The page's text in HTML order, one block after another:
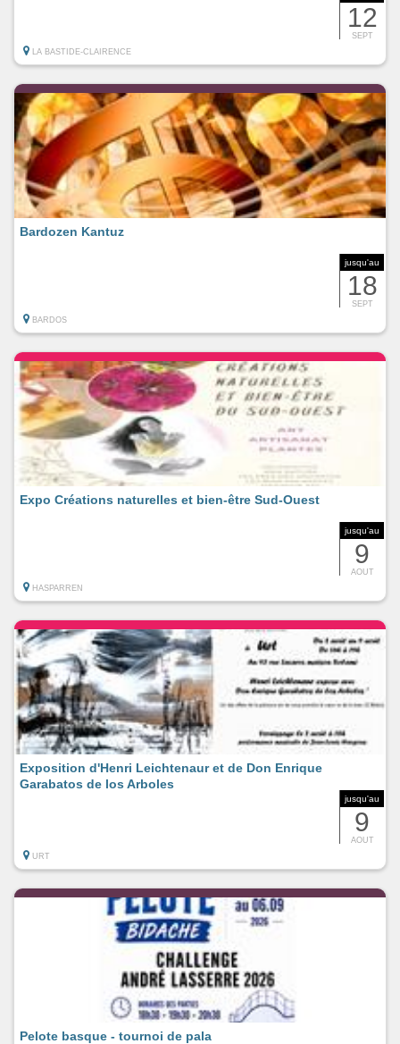
12
SEPT
LA BASTIDE-CLAIRENCE
jusqu'au
18
SEPT
Bardozen Kantuz
BARDOS
jusqu'au
9
AOUT
Expo Créations naturelles et bien-être Sud-Ouest
HASPARREN
jusqu'au
9
AOUT
Exposition d'Henri Leichtenaur et de Don Enrique
Garabatos de los Arboles
URT
Pelote basque - tournoi de pala